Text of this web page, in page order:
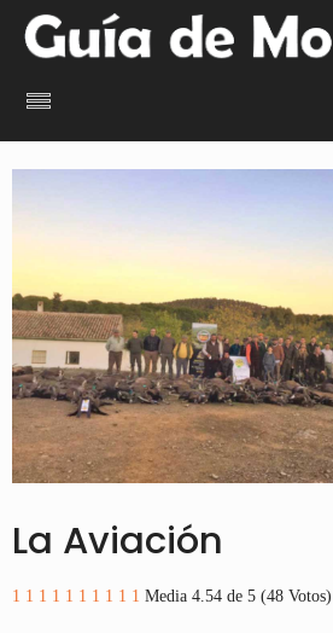
La Aviación
1 1 1 1 1 1 1 1 1 1 Media 4.54 de 5 (48 Votos)